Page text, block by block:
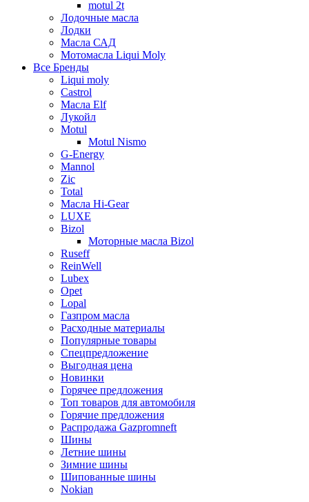
motul 2t
Лодочные масла
Лодки
Масла САД
Мотомасла Liqui Moly
Все Бренды
Liqui moly
Castrol
Масла Elf
Лукойл
Motul
Motul Nismo
G-Energy
Mannol
Zic
Total
Масла Hi-Gear
LUXE
Bizol
Моторные масла Bizol
Ruseff
ReinWell
Lubex
Opet
Lopal
Газпром масла
Расходные материалы
Популярные товары
Спецпредложение
Выгодная цена
Новинки
Горячее предложения
Топ товаров для автомобиля
Горячие предложения
Распродажа Gazpromneft
Шины
Летние шины
Зимние шины
Шипованные шины
Nokian